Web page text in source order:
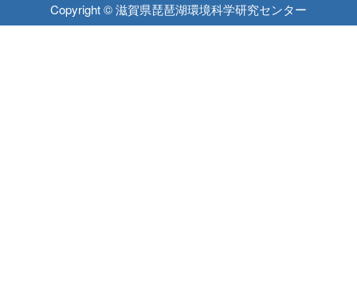
Copyright © 滋賀県琵琶湖環境科学研究センター